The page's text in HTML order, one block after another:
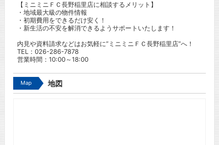
【ミニミニＦＣ長野稲里店に相談するメリット】
・地域最大級の物件情報
・初期費用をできるだけ安く！
・新生活の不安を解消できるようサポートいたします！
内見や資料請求などはお気軽に”ミニミニＦＣ長野稲里店”へ！
TEL： 026-286-7878
営業時間：10:00～18:00
Map 地図